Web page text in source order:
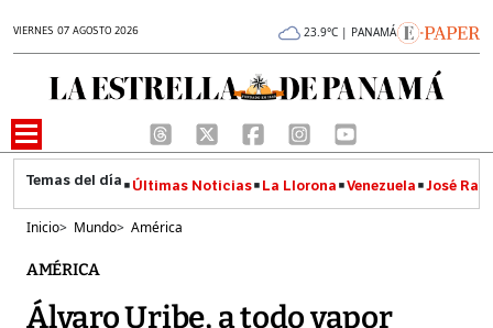
VIERNES 07 AGOSTO 2026 23.9°C | PANAMÁ
Últimas Noticias La Llorona Venezuela José
Inicio> Mundo> América
AMÉRICA
Álvaro Uribe, a todo vapor